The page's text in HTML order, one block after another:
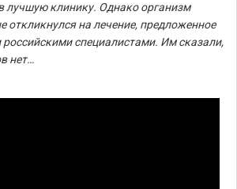
лучшую клинику. Однако организм
откликнулся на лечение, предложенное
специалистами. Им сказали,
нет…